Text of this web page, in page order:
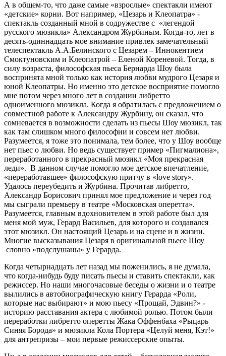
А в общем-то, что даже самые «взрослые» спектакли имеют
«детские» корни. Вот например, «Цезарь и Клеопатра» -
спектакль созданный мной в содружестве с «легендой
русского мюзикла» Александром Журбиным. Когда-то, лет в
десять-одиннадцать мое внимание привлек замечательный
телеспектакль А.А.Белинского с Цезарем – Иннокентием
Смоктуновским и Клеопатрой – Еленой Кореневой. Тогда, в
силу возраста, философская пьеса Бернарда Шоу была
воспринята мной только как история любви мудрого Цезаря и
юной Клеопатры. Но именно это детское восприятие помогло
мне потом через много лет в создании либретто
одноименного мюзикла. Когда я обратилась с предложением о
совместной работе к Александру Журбину, он сказал, что
сомневается в возможности сделать из пьесы Шоу мюзикл, так
как там слишком много философии и совсем нет любви.
Разумеется, я тоже это понимала, тем более, что у Шоу вообще
нет пьес о любви. Но ведь существует пример «Пигмалиона»,
переработанного в прекрасный мюзикл «Моя прекрасная
леди». В данном случае помогло мое детское впечатление,
«переработавшее» философскую притчу в «love story».
Удалось переубедить и Журбина. Прочитав либретто,
Александр Борисович принял мое предложение и через год
мы сыграли премьеру в театре «Московская оперетта».
Разумеется, главным вдохновителем в этой работе был для
меня мой муж, Герард Васильев, для которого и создавался
этот мюзикл. Он настоящий Цезарь и на сцене и в жизни.
Многие высказывания Цезаря в оригинальной пьесе Шоу
словно «подслушаны» у Герарда.
Когда четырнадцать лет назад мы поженились, я не думала,
что когда-нибудь буду писать пьесы и ставить спектакли, как
режиссер. Но наши многочасовые беседы о жизни и о театре
вылились в автобиографическую книгу Герарда «Роли,
которые нас выбирают» и мою пьесу «Прощай, Эдвин?» -
историю расставания актера с любимой ролью. Потом были
переработки либретто оперетты Жака Оффенбаха «Рыцарь
Синяя Борода» и мюзикла Кола Портера «Целуй меня, Кэт!»
для антрепризы – мои первые режиссерские опыты.